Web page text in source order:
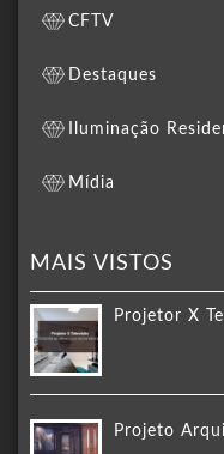
CFTV
Destaques
Iluminação
Mídia
MAIS VISTOS
Projetor X
Projeto